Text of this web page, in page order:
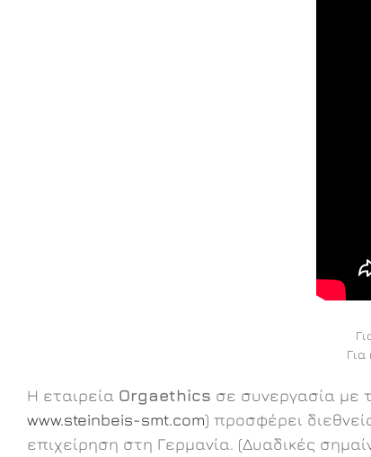
H εταιρεία Orgaethics σε συνεργασία με
www.steinbeis-smt.com) προσφέρει
επιχείρηση στη Γερμανία. (Δυαδικές